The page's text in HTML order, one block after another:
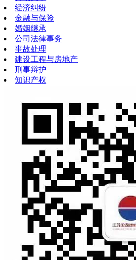
经济纠纷
金融与保险
婚姻继承
公司法律事务
事故处理
建设工程与房地产
刑事辩护
知识产权